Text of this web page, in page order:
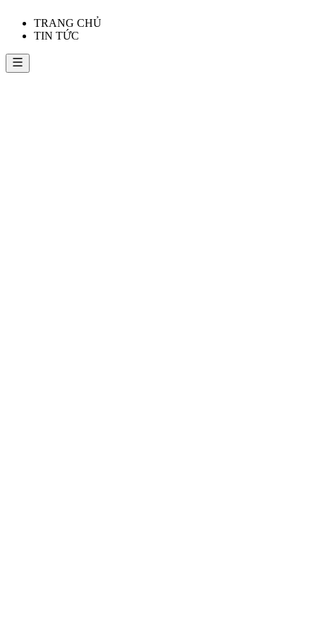
TRANG CHỦ
TIN TỨC